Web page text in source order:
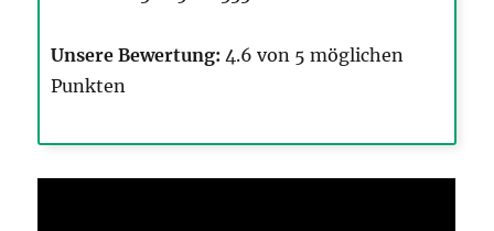
Unsere Bewertung: 4.6 von 5 möglichen
Punkten